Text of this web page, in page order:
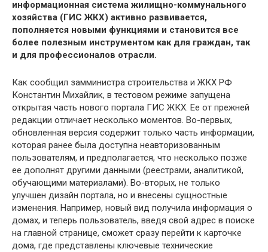
информационная система жилищно-коммунального
хозяйства (ГИС ЖКХ) активно развивается,
пополняется новыми функциями и становится все
более полезным инструментом как для граждан, так
и для профессионалов отрасли.
Как сообщил замминистра строительства и ЖКХ РФ
Константин Михайлик, в тестовом режиме запущена
открытая часть нового портала ГИС ЖКХ. Ее от прежней
редакции отличает несколько моментов. Во-первых,
обновленная версия содержит только часть информации,
которая ранее была доступна неавторизованным
пользователям, и предполагается, что несколько позже
ее дополнят другими данными (реестрами, аналитикой,
обучающими материалами). Во-вторых, не только
улучшен дизайн портала, но и внесены сущностные
изменения. Например, новый вид получила информация о
домах, и теперь пользователь, введя свой адрес в поиске
на главной странице, сможет сразу перейти к карточке
дома, где представлены ключевые технические